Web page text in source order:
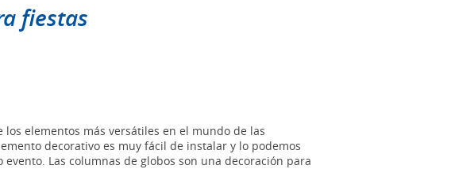
fiestas
los elementos más versátiles en el mundo de las
decorativo es muy fácil de instalar y lo podemos
Las columnas de globos son una decoración para